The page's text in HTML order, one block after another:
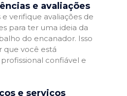
e avaliações
verifique avaliações de
para ter uma ideia da
do encanador. Isso
que você está
confiável e
e serviços